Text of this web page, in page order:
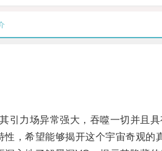
力场异常强大，吞噬一切并且具
希望能够揭开这个宇宙奇观的